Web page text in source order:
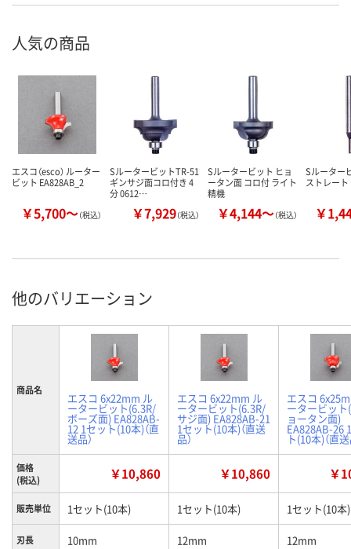
人気の商品
エスコ（esco） ルーター
ビット EA828AB_2
￥5,700～（税込）
SルータービットTR-51
ギンサジ面コロ付き 4
分 0612…
￥7,929（税込）
Sルータービット ヒョ
ータン面 コロ付 ライト
精機
￥4,144～（税込）
Sルーター
ストレー
￥
他のバリエーション
商品名
エスコ 6x22mm ル
ータービット(6.3R/
ボーズ面) EA828AB-
12 1セット(10本)（直
送品）
エスコ 6x22mm ル
ータービット(6.3R/
サジ面) EA828AB-21
1セット(10本)（直送
品）
エスコ
ータービット
ョータン面)
EA828AB-26
ト(10本)（直送
価格
(税込)
￥10,860 ￥10,860 ￥
販売単位 1セット(10本) 1セット(10本) 1セット(10本)
刃長 10mm 12mm 12mm